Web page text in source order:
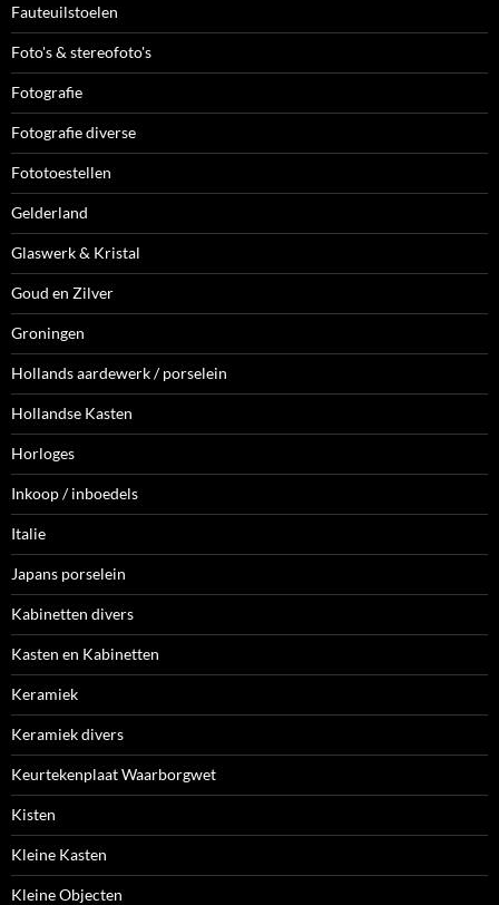
Fauteuilstoelen
Foto's & stereofoto's
Fotografie
Fotografie diverse
Fototoestellen
Gelderland
Glaswerk & Kristal
Goud en Zilver
Groningen
Hollands aardewerk / porselein
Hollandse Kasten
Horloges
Inkoop / inboedels
Italie
Japans porselein
Kabinetten divers
Kasten en Kabinetten
Keramiek
Keramiek divers
Keurtekenplaat Waarborgwet
Kisten
Kleine Kasten
Kleine Objecten